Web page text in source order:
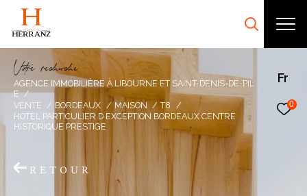
Fr
0
Vore recece
AGENCE IMMOBILIÈRE À LIBOURNE ET SAINT-DENIS-DE-PIL
E
VENTE
BORDEAUX MAISON
T8
HOTEL PARTICULIER D EXCEPTION BORDEAUX CENTRE
HISTORIQUE PRESTIGE
RETOUR